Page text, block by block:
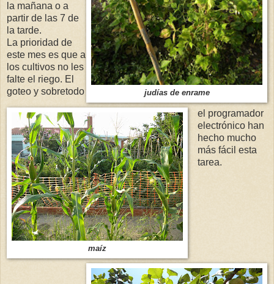
judías de enrame
maíz
la mañana o a
partir de las 7 de
la tarde.
La prioridad de
este mes es que a
los cultivos no les
falte el riego. El
goteo y sobretodo
el programador
electrónico han
hecho mucho
más fácil esta
tarea.